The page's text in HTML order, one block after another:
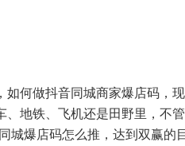
如何做抖音同城商家爆店码，
、地铁、飞机还是田野里，不
城爆店码怎么推，达到双赢